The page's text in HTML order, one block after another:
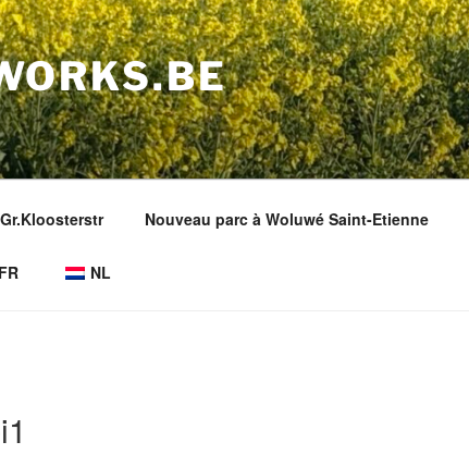
Nouveau parc à Woluwé Saint-Etienne
FR NL